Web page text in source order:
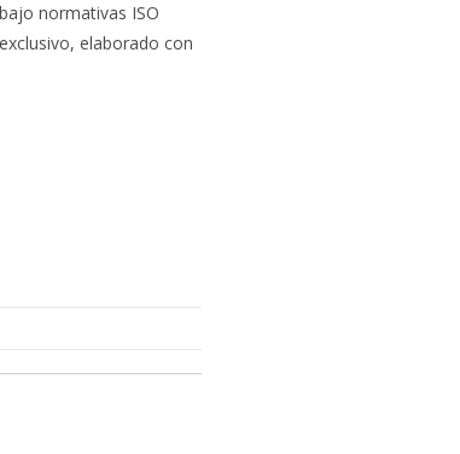
normativas ISO
elaborado con